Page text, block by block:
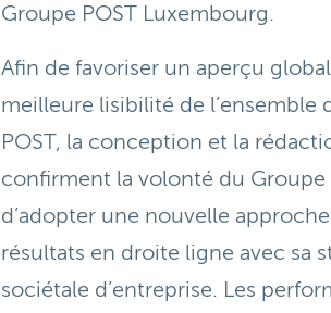
Groupe POST Luxembourg.
Afin de favoriser un aperçu
meilleure lisibilité de l’ensemble
POST, la conception et la
confirment la volonté du Groupe
d’adopter une nouvelle
résultats en droite ligne avec sa
sociétale d’entreprise. Les